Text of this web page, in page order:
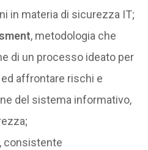
in materia di sicurezza IT;
, metodologia che
di un processo ideato per
affrontare rischi e
del sistema informativo,
consistente